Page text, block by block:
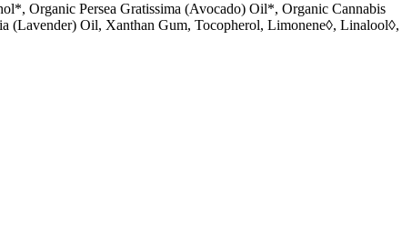
Organic Persea Gratissima (Avocado) Oil*, Organic Cannabis
(Lavender) Oil, Xanthan Gum, Tocopherol, Limonene◊, Linalool◊,